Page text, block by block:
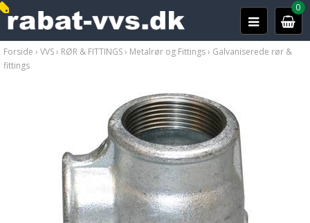
0
Forside › VVS› RØR & FITTINGS› Metalrør og Fittings› Galvaniserede rør &
fittings